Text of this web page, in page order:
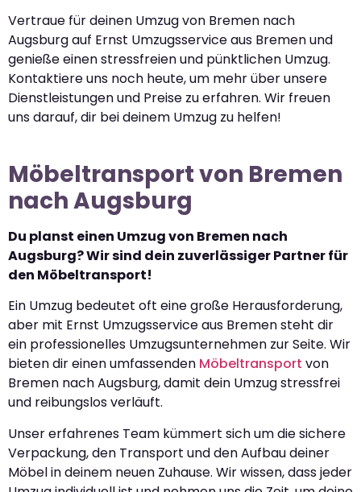
Vertraue für deinen Umzug von Bremen nach
Augsburg auf Ernst Umzugsservice aus Bremen und
genieße einen stressfreien und pünktlichen Umzug.
Kontaktiere uns noch heute, um mehr über unsere
Dienstleistungen und Preise zu erfahren. Wir freuen
uns darauf, dir bei deinem Umzug zu helfen!
Möbeltransport von Bremen
nach Augsburg
Du planst einen Umzug von Bremen nach
Augsburg? Wir sind dein zuverlässiger Partner für
den Möbeltransport!
Ein Umzug bedeutet oft eine große Herausforderung,
aber mit Ernst Umzugsservice aus Bremen steht dir
ein professionelles Umzugsunternehmen zur Seite. Wir
bieten dir einen umfassenden Möbeltransport von
Bremen nach Augsburg, damit dein Umzug stressfrei
und reibungslos verläuft.
Unser erfahrenes Team kümmert sich um die sichere
Verpackung, den Transport und den Aufbau deiner
Möbel in deinem neuen Zuhause. Wir wissen, dass jeder